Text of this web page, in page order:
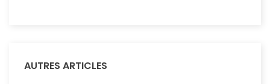
AUTRES ARTICLES